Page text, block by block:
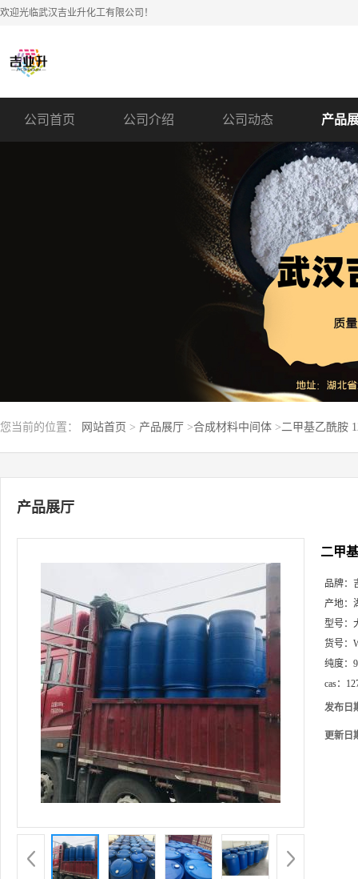
欢迎光临武汉吉业升化工有限公司！
公司首页 公司介绍 公司动态 产品
您当前的位置： 网站首页 > 产品展厅 >合成材料中间体 >二甲基乙酰胺
产品展厅
二甲
品牌：
产地：
型号：
货号：
纯度：
cas：
发布日
更新日